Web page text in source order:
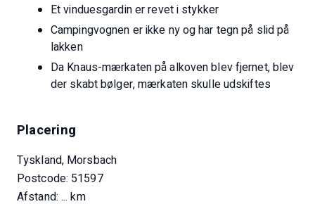
Sommerdæk med meget god slidbane
Solsystem med ladestyring og bordbatteri
Forhjulslejerne blev udskiftet til den nye MOT. Derudover
blev olien og alle filtre skiftet hvert år. Vi kunne ikke lide
bøgefinéren, og vi havde møblerne dækket med folie,
ubeskadiget.
Et vinduesgardin er revet i stykker
Campingvognen er ikke ny og har tegn på slid på
lakken
Da Knaus-mærkaten på alkoven blev fjernet, blev
der skabt bølger, mærkaten skulle udskiftes
Placering
Tyskland, Morsbach
Postcode: 51597
Afstand:... km